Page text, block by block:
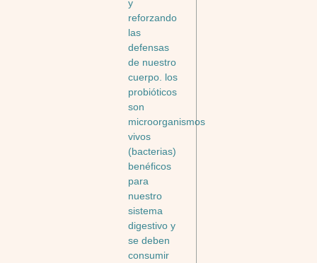
y
reforzando
las
defensas
de nuestro
cuerpo. los
probióticos
son
microorganismos
vivos
(bacterias)
benéficos
para
nuestro
sistema
digestivo y
se deben
consumir